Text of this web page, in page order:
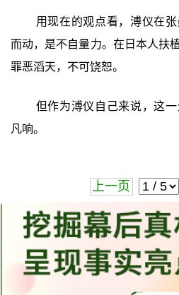
用现在的观点看，溥仪在
而动，是不自量力。在日本人扶
罪恶滔天，不可饶恕。
但作为溥仪自己来说，这
凡响。
上一页